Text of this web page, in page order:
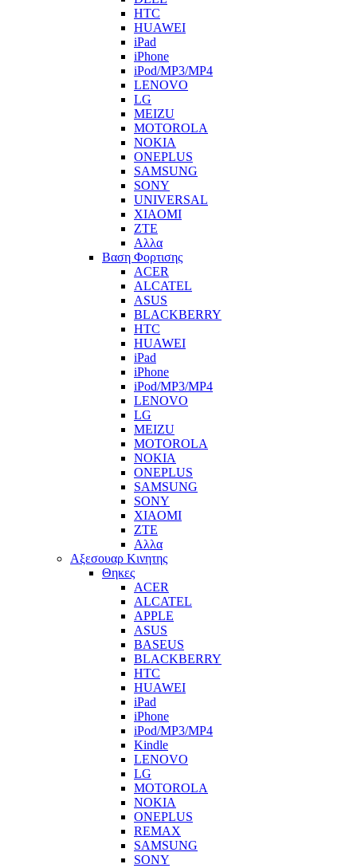
HTC
HUAWEI
iPad
iPhone
iPod/MP3/MP4
LENOVO
LG
MEIZU
MOTOROLA
NOKIA
ONEPLUS
SAMSUNG
SONY
UNIVERSAL
XIAOMI
ZTE
Αλλα
Βαση Φορτισης
ACER
ALCATEL
ASUS
BLACKBERRY
HTC
HUAWEI
iPad
iPhone
iPod/MP3/MP4
LENOVO
LG
MEIZU
MOTOROLA
NOKIA
ONEPLUS
SAMSUNG
SONY
XIAOMI
ZTE
Αλλα
Αξεσουαρ Κινητης
Θηκες
ACER
ALCATEL
APPLE
ASUS
BASEUS
BLACKBERRY
HTC
HUAWEI
iPad
iPhone
iPod/MP3/MP4
Kindle
LENOVO
LG
MOTOROLA
NOKIA
ONEPLUS
REMAX
SAMSUNG
SONY